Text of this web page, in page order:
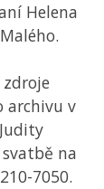
Helena
archivu v
na
7050.